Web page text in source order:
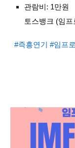
관람비: 1만원
토스뱅크 (임프
#즉흥연기 #임프